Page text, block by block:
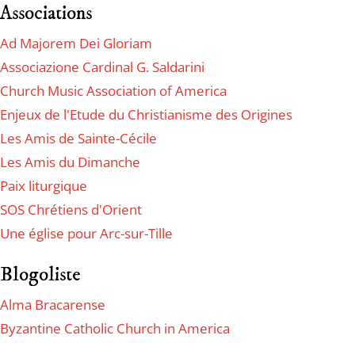
Associations
Ad Majorem Dei Gloriam
Associazione Cardinal G. Saldarini
Church Music Association of America
Enjeux de l'Etude du Christianisme des Origines
Les Amis de Sainte-Cécile
Les Amis du Dimanche
Paix liturgique
SOS Chrétiens d'Orient
Une église pour Arc-sur-Tille
Blogoliste
Alma Bracarense
Byzantine Catholic Church in America